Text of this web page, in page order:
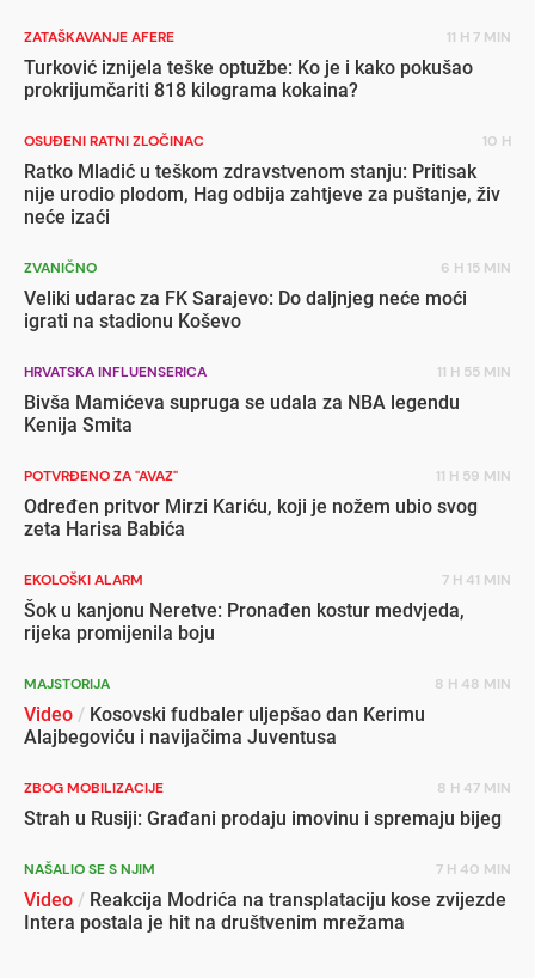
ZATAŠKAVANJE AFERE 11 H 7 MIN
Turković iznijela teške optužbe: Ko je i kako pokušao
prokrijumčariti 818 kilograma kokaina?
OSUĐENI RATNI ZLOČINAC 10 H
Ratko Mladić u teškom zdravstvenom stanju: Pritisak
nije urodio plodom, Hag odbija zahtjeve za puštanje, živ
neće izaći
ZVANIČNO 6 H 15 MIN
Veliki udarac za FK Sarajevo: Do daljnjeg neće moći
igrati na stadionu Koševo
HRVATSKA INFLUENSERICA 11 H 55 MIN
Bivša Mamićeva supruga se udala za NBA legendu
Kenija Smita
POTVRĐENO ZA "AVAZ" 11 H 59 MIN
Određen pritvor Mirzi Kariću, koji je nožem ubio svog
zeta Harisa Babića
EKOLOŠKI ALARM 7 H 41 MIN
Šok u kanjonu Neretve: Pronađen kostur medvjeda,
rijeka promijenila boju
MAJSTORIJA 8 H 48 MIN
Video / Kosovski fudbaler uljepšao dan Kerimu
Alajbegoviću i navijačima Juventusa
ZBOG MOBILIZACIJE 8 H 47 MIN
Strah u Rusiji: Građani prodaju imovinu i spremaju bijeg
NAŠALIO SE S NJIM 7 H 40 MIN
Video / Reakcija Modrića na transplataciju kose zvijezde
Intera postala je hit na društvenim mrežama